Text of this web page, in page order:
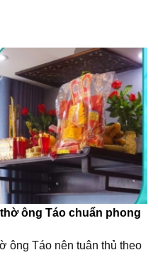
ông Táo chuẩn phong
ông Táo nên tuân thủ theo